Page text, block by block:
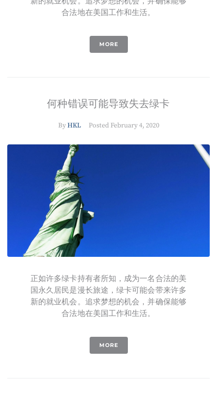
合法地在美国工作和生活。
MORE
何种错误可能导致失去绿卡
ByHKL Posted February 4, 2020
正如许多绿卡持有者所知，成为一名合法的美
国永久居民是漫长旅途，绿卡可能会带来许多
新的就业机会。追求梦想的机会，并确保能够
合法地在美国工作和生活。
MORE